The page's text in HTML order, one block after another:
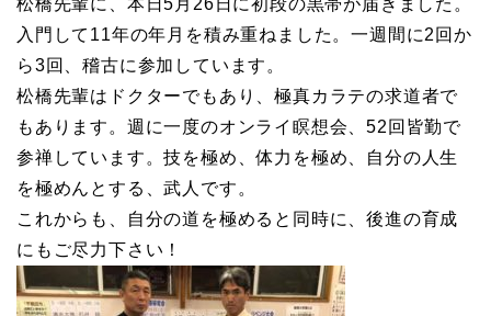
入門して11年の年月を積み重ねました。一週間に2回か
ら3回、稽古に参加しています。
松橋先輩はドクターでもあり、極真カラテの求道者で
もあります。週に一度のオンライ瞑想会、52回皆勤で
参禅しています。技を極め、体力を極め、自分の人生
を極めんとする、武人です。
これからも、自分の道を極めると同時に、後進の育成
にもご尽力下さい！